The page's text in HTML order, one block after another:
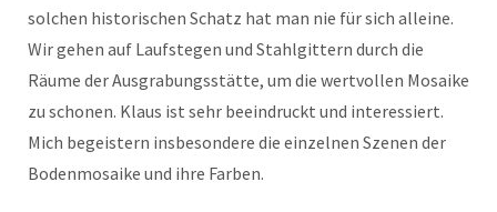
solchen historischen Schatz hat man nie für sich alleine.
Wir gehen auf Laufstegen und Stahlgittern durch die
Räume der Ausgrabungsstätte, um die wertvollen Mosaike
zu schonen. Klaus ist sehr beeindruckt und interessiert.
Mich begeistern insbesondere die einzelnen Szenen der
Bodenmosaike und ihre Farben.